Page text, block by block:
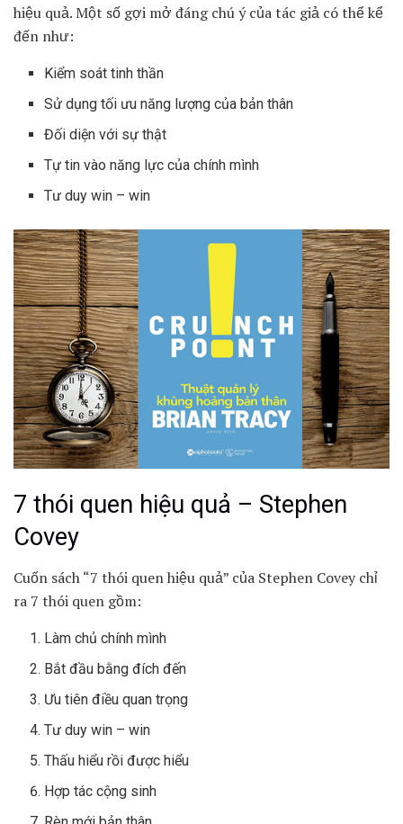
hiệu quả. Một số gợi mở đáng chú ý của tác giả có thể kể
đến như:
Kiểm soát tinh thần
Sử dụng tối ưu năng lượng của bản thân
Đối diện với sự thật
Tự tin vào năng lực của chính mình
Tư duy win – win
7 thói quen hiệu quả – Stephen
Covey
Cuốn sách “7 thói quen hiệu quả” của Stephen Covey chỉ
ra 7 thói quen gồm:
Làm chủ chính mình
Bắt đầu bằng đích đến
Ưu tiên điều quan trọng
Tư duy win – win
Thấu hiểu rồi được hiểu
Hợp tác cộng sinh